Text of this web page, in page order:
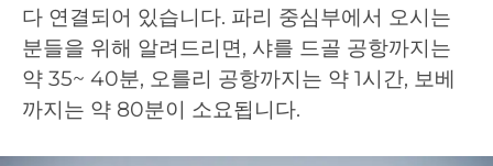
다 연결되어 있습니다. 파리 중심부에서 오시는
분들을 위해 알려드리면, 샤를 드골 공항까지는
약 35~ 40분, 오를리 공항까지는 약 1시간, 보베
까지는 약 80분이 소요됩니다.